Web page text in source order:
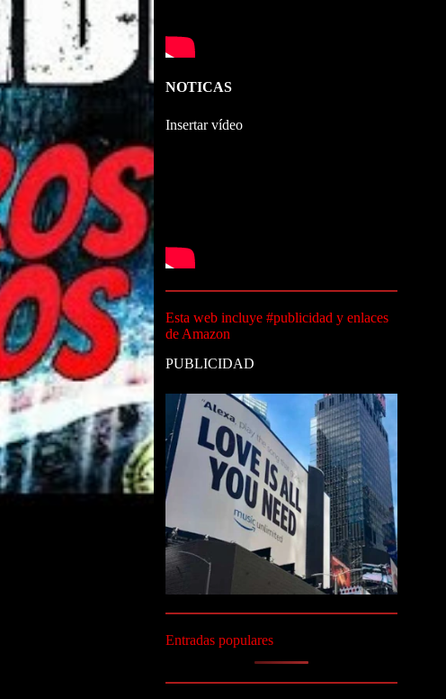
NOTICAS
Insertar vídeo
Esta web incluye #publicidad y enlaces
de Amazon
PUBLICIDAD
Entradas populares